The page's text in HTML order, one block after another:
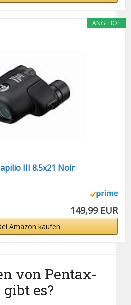
ANGEBOT
III 8.5x21 Noir
149,99 EUR
Amazon kaufen
von Pentax-
es?